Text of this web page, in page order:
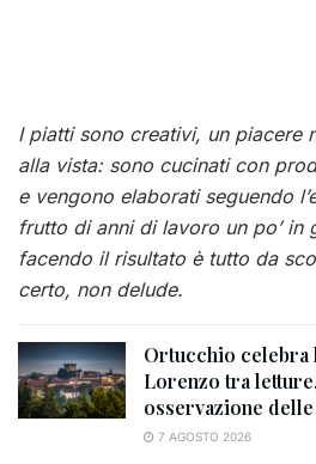
I piatti sono creativi, un piacere
alla vista: sono cucinati con
e vengono elaborati seguendo
frutto di anni di lavoro un po’ in
facendo il risultato è tutto da
certo, non delude.
Ortucchio celebra
Lorenzo tra
osservazione
7 AGOSTO 2026